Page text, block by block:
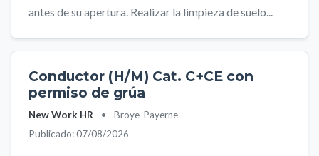
antes de su apertura. Realizar la limpieza de suelo...
Conductor (H/M) Cat. C+CE con
permiso de grúa
New Work HR •
Broye-Payerne
Publicado: 07/08/2026